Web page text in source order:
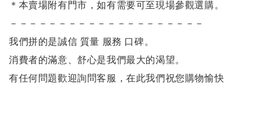
＊本賣場附有門市，如有需要可至現場參觀選購。
－－－－－－－－－－－－－－－－－－－－
我們拼的是誠信 質量 服務 口碑。
消費者的滿意、舒心是我們最大的渴望。
有任何問題歡迎詢問客服，在此我們祝您購物愉快